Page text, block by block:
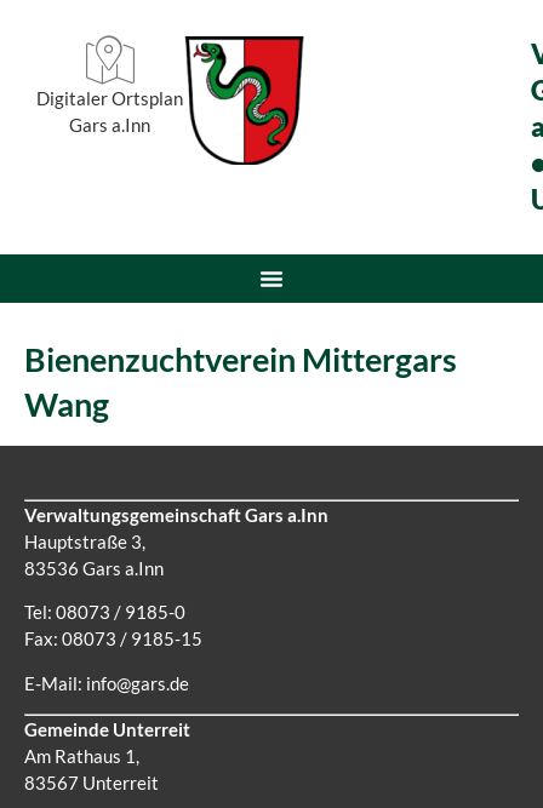
Digitaler Ortsplan
Gars a.Inn
Bienenzuchtverein Mittergars
Wang
Verwaltungsgemeinschaft Gars a.Inn
Hauptstraße 3,
83536 Gars a.Inn
Tel: 08073 / 9185-0
Fax: 08073 / 9185-15
E-Mail: info@gars.de
Gemeinde Unterreit
Am Rathaus 1,
83567 Unterreit